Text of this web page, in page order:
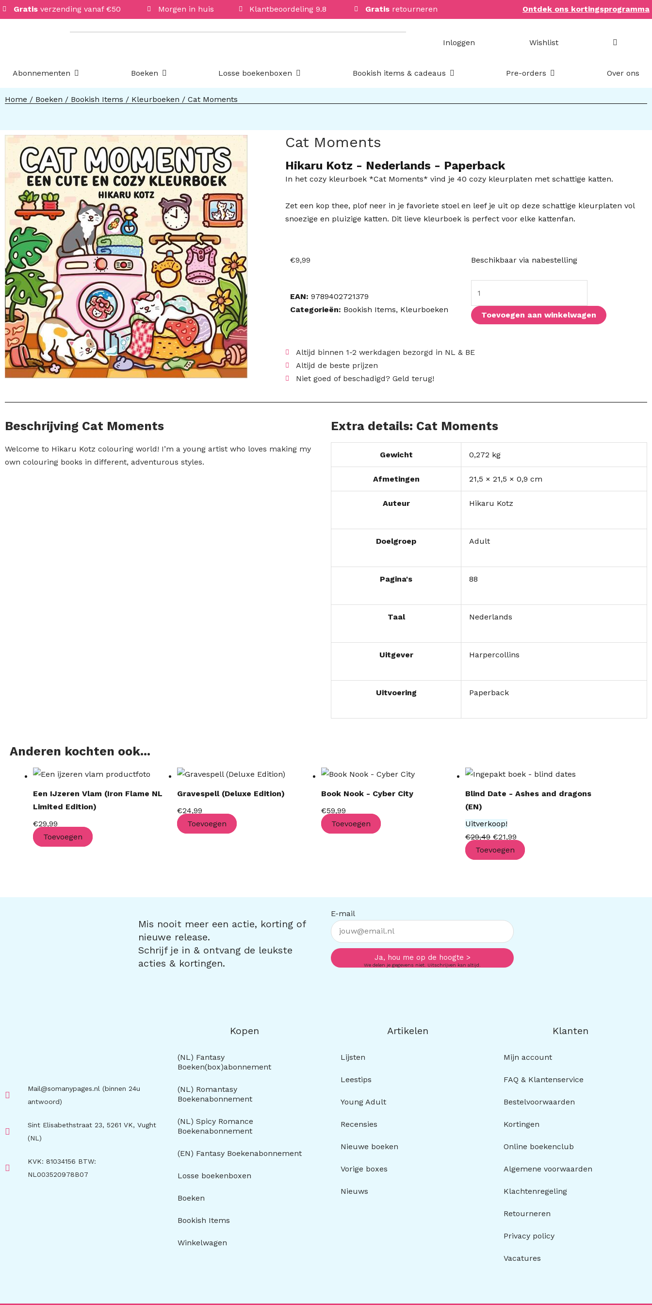
Gratis verzending vanaf €50 Morgen in huis Klantbeoordeling 9.8 Gratis retourneren Ontdek ons kortingsprogramma
Inloggen Wishlist
Abonnementen Open Abonnementen
Boeken Open Boeken Losse boekenboxen Open Losse boekenboxenBookish items & cadeaus Open Bookish items & cadeaus
Pre-orders Open Pre-ordersOver ons
Home / Boeken / Bookish Items / Kleurboeken / Cat Moments
Cat Moments
Hikaru Kotz - Nederlands - Paperback
In het cozy kleurboek *Cat Moments* vind je 40 cozy kleurplaten met schattige katten.
Zet een kop thee, plof neer in je favoriete stoel en leef je uit op deze schattige kleurplaten vol
snoezige en pluizige katten. Dit lieve kleurboek is perfect voor elke kattenfan.
€9,99
EAN: 9789402721379
Categorieën: Bookish Items, Kleurboeken
Beschikbaar via nabestelling
Cat
Toevoegen aan winkelwagen
Altijd binnen 1-2 werkdagen bezorgd in NL & BE
Altijd de beste prijzen
Niet goed of beschadigd? Geld terug!
Beschrijving Cat Moments
Welcome to Hikaru Kotz colouring world! I’m a young artist who loves making my
own colouring books in different, adventurous styles.
Extra details: Cat Moments
Gewicht 0,272 kg
Afmetingen 21,5 × 21,5 × 0,9 cm
Auteur Hikaru Kotz
Doelgroep Adult
Pagina's 88
Taal Nederlands
Uitgever Harpercollins
Uitvoering Paperback
Anderen kochten ook...
Een IJzeren Vlam (Iron Flame NL
Limited Edition)
€29,99
Toevoegen
Gravespell (Deluxe Edition)
€24,99
Toevoegen
Book Nook - Cyber City
€59,99
Toevoegen
Blind Date - Ashes and dragons
(EN)
Uitverkoop!
€29,49
Oorspronkelijke
€21,99
Huidige
Toevoegen
Mis nooit meer een actie, korting of
nieuwe release.
Schrijf je in & ontvang de leukste
acties & kortingen.
E-mail
Ja, hou me op de hoogte >
We delen je gegevens niet. Uitschrijven kan altijd.
Mail@somanypages.nl (binnen 24u
antwoord)
Sint Elisabethstraat 23, 5261 VK, Vught
(NL)
KVK: 81034156 BTW:
NL003520978B07
Kopen
(NL) Fantasy
Boeken(box)abonnement
(NL) Romantasy
Boekenabonnement
(NL) Spicy Romance
Boekenabonnement
(EN) Fantasy Boekenabonnement
Losse boekenboxen
Boeken
Bookish Items
Winkelwagen
Artikelen
Lijsten
Leestips
Young Adult
Recensies
Nieuwe boeken
Vorige boxes
Nieuws
Klanten
Mijn account
FAQ & Klantenservice
Bestelvoorwaarden
Kortingen
Online boekenclub
Algemene voorwaarden
Klachtenregeling
Retourneren
Privacy policy
Vacatures